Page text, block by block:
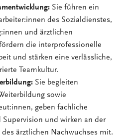
Sie führen ein
des Sozialdienstes,
und ärztlichen
die interprofessionelle
und stärken eine verlässliche,
Teamkultur.
Sie begleiten
sowie
geben fachliche
und wirken an der
ärztlichen Nachwuchses mit.